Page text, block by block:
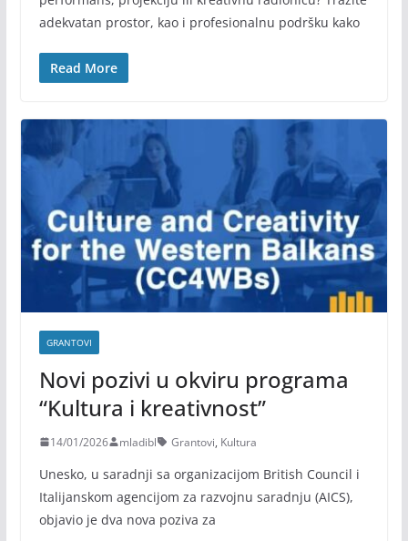
adekvatan prostor, kao i profesionalnu podršku kako
Read More
GRANTOVI
Novi pozivi u okviru programa
“Kultura i kreativnost”
14/01/2026 mladibl Grantovi, Kultura
Unesko, u saradnji sa organizacijom British Council i
Italijanskom agencijom za razvojnu saradnju (AICS),
objavio je dva nova poziva za